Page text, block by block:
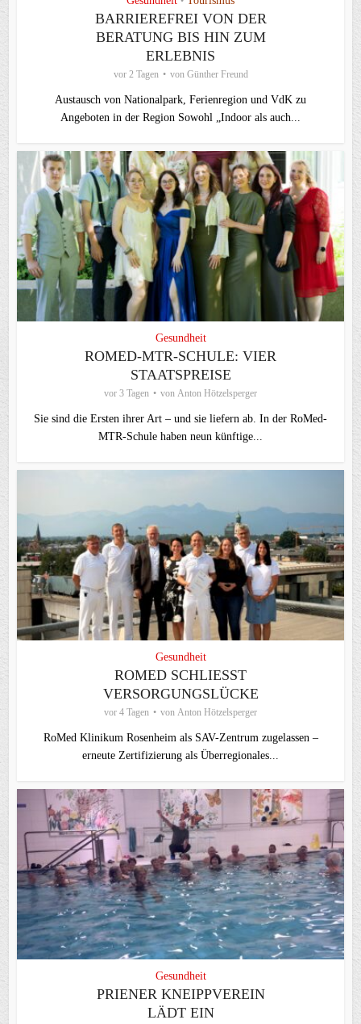
BARRIEREFREI VON DER
BERATUNG BIS HIN ZUM
ERLEBNIS
vor 2 Tagen von Günther Freund
Austausch von Nationalpark, Ferienregion und VdK zu
Angeboten in der Region Sowohl „Indoor als auch...
Gesundheit
ROMED-MTR-SCHULE: VIER
STAATSPREISE
vor 3 Tagen von Anton Hötzelsperger
Sie sind die Ersten ihrer Art – und sie liefern ab. In der RoMed-
MTR-Schule haben neun künftige...
Gesundheit
ROMED SCHLIESST V
ERSORGUNGSLÜCKE
vor 4 Tagen von Anton Hötzelsperger
RoMed Klinikum Rosenheim als SAV-Zentrum zugelassen –
erneute Zertifizierung als Überregionales...
Gesundheit
PRIENER KNEIPPVEREIN
LÄDT EIN